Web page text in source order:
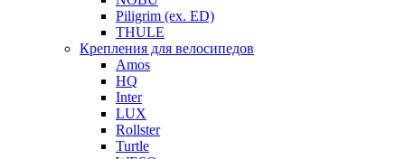
Piligrim (ex. ED)
THULE
Крепления для велосипедов
Amos
HQ
Inter
LUX
Rollster
Turtle